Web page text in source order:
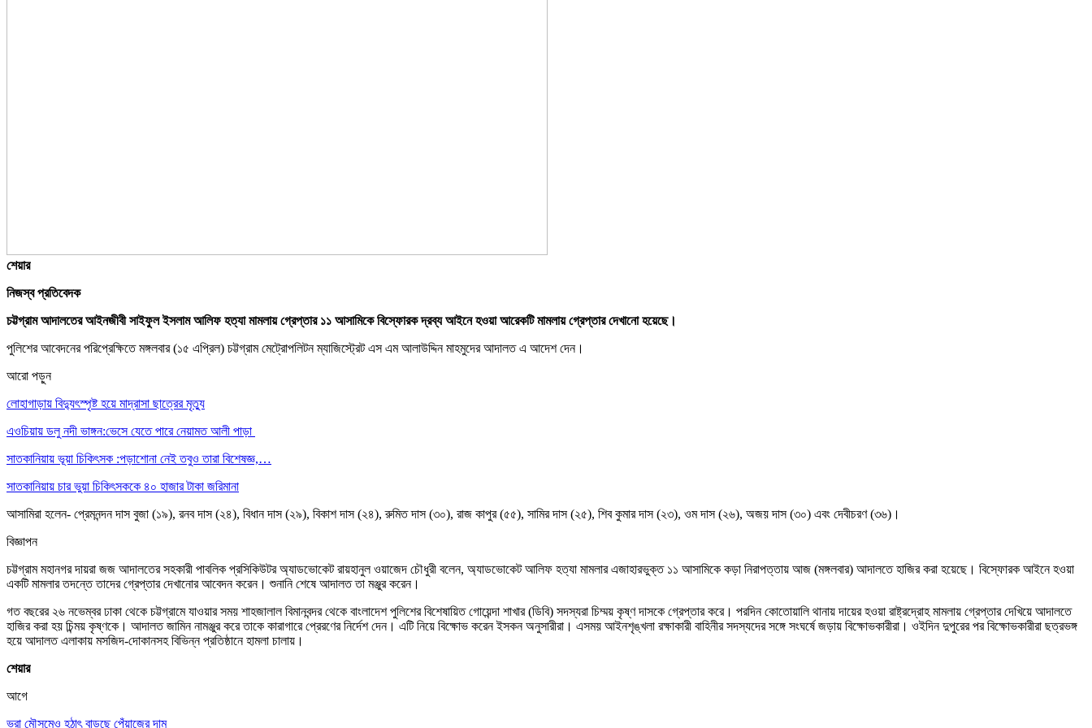
শেয়ার
নিজস্ব প্রতিবেদক
চট্টগ্রাম আদালতের আইনজীবী সাইফুল ইসলাম আলিফ হত্যা মামলায় গ্রেপ্তার ১১ আসামিকে বিস্ফোরক দ্রব্য আইনে হওয়া আরেকটি মামলায় গ্রেপ্তার দেখানো হয়েছে।
পুলিশের আবেদনের পরিপ্রেক্ষিতে মঙ্গলবার (১৫ এপ্রিল) চট্টগ্রাম মেট্রোপলিটন ম্যাজিস্ট্রেট এস এম আলাউদ্দিন মাহমুদের আদালত এ আদেশ দেন।
আরো পড়ুন
লোহাগাড়ায় বিদ্যুৎস্পৃষ্ট হয়ে মাদ্রাসা ছাত্রের মৃত্যু
এওচিয়ায় ডলু নদী ভাঙ্গন:ভেসে যেতে পারে নেয়ামত আলী পাড়া
সাতকানিয়ায় ভূয়া চিকিৎসক :পড়াশোনা নেই তবুও তারা বিশেষজ্ঞ,…
সাতকানিয়ায় চার ভুয়া চিকিৎসককে ৪০ হাজার টাকা জরিমানা
আসামিরা হলেন- প্রেমনন্দন দাস বুজা (১৯), রনব দাস (২৪), বিধান দাস (২৯), বিকাশ দাস (২৪), রুমিত দাস (৩০), রাজ কাপুর (৫৫), সামির দাস (২৫), শিব কুমার দাস (২৩), ওম দাস (২৬), অজয় দাস (৩০) এবং দেবীচরণ (৩৬)।
বিজ্ঞাপন
চট্টগ্রাম মহানগর দায়রা জজ আদালতের সহকারী পাবলিক প্রসিকিউটর অ্যাডভোকেট রায়হানুল ওয়াজেদ চৌধুরী বলেন, অ্যাডভোকেট আলিফ হত্যা মামলার এজাহারভুক্ত ১১ আসামিকে কড়া নিরাপত্তায় আজ (মঙ্গলবার) আদালতে হাজির করা হয়েছে। বিস্ফোরক আইনে হওয়া
একটি মামলার তদন্তে তাদের গ্রেপ্তার দেখানোর আবেদন করেন। শুনানি শেষে আদালত তা মঞ্জুর করেন।
গত বছরের ২৬ নভেম্বর ঢাকা থেকে চট্টগ্রামে যাওয়ার সময় শাহজালাল বিমানবন্দর থেকে বাংলাদেশ পুলিশের বিশেষায়িত গোয়েন্দা শাখার (ডিবি) সদস্যরা চিম্ময় কৃষ্ণ দাসকে গ্রেপ্তার করে। পরদিন কোতোয়ালি থানায় দায়ের হওয়া রাষ্ট্রদ্রোহ মামলায় গ্রেপ্তার দেখিয়ে আদালতে
হাজির করা হয় চিন্ময় কৃষ্ণকে। আদালত জামিন নামঞ্জুর করে তাকে কারাগারে প্রেরণের নির্দেশ দেন। এটি নিয়ে বিক্ষোভ করেন ইসকন অনুসারীরা। এসময় আইনশৃঙ্খলা রক্ষাকারী বাহিনীর সদস্যদের সঙ্গে সংঘর্ষে জড়ায় বিক্ষোভকারীরা। ওইদিন দুপুরের পর বিক্ষোভকারীরা ছত্রভঙ্গ
হয়ে আদালত এলাকায় মসজিদ-দোকানসহ বিভিন্ন প্রতিষ্ঠানে হামলা চালায়।
শেয়ার
আগে
ভরা মৌসুমেও হঠাৎ বাড়ছে পেঁয়াজের দাম